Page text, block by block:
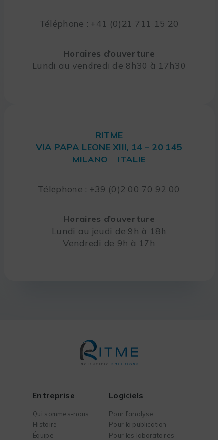
Téléphone : +41 (0)21 711 15 20
Horaires d’ouverture
Lundi au vendredi de 8h30 à 17h30
RITME
VIA PAPA LEONE XIII, 14 – 20 145
MILANO – ITALIE
Téléphone : +39 (0)2 00 70 92 00
Horaires d’ouverture
Lundi au jeudi de 9h à 18h
Vendredi de 9h à 17h
Entreprise
Qui sommes-nous
Histoire
Équipe
Logiciels
Pour l’analyse
Pour la publication
Pour les laboratoires